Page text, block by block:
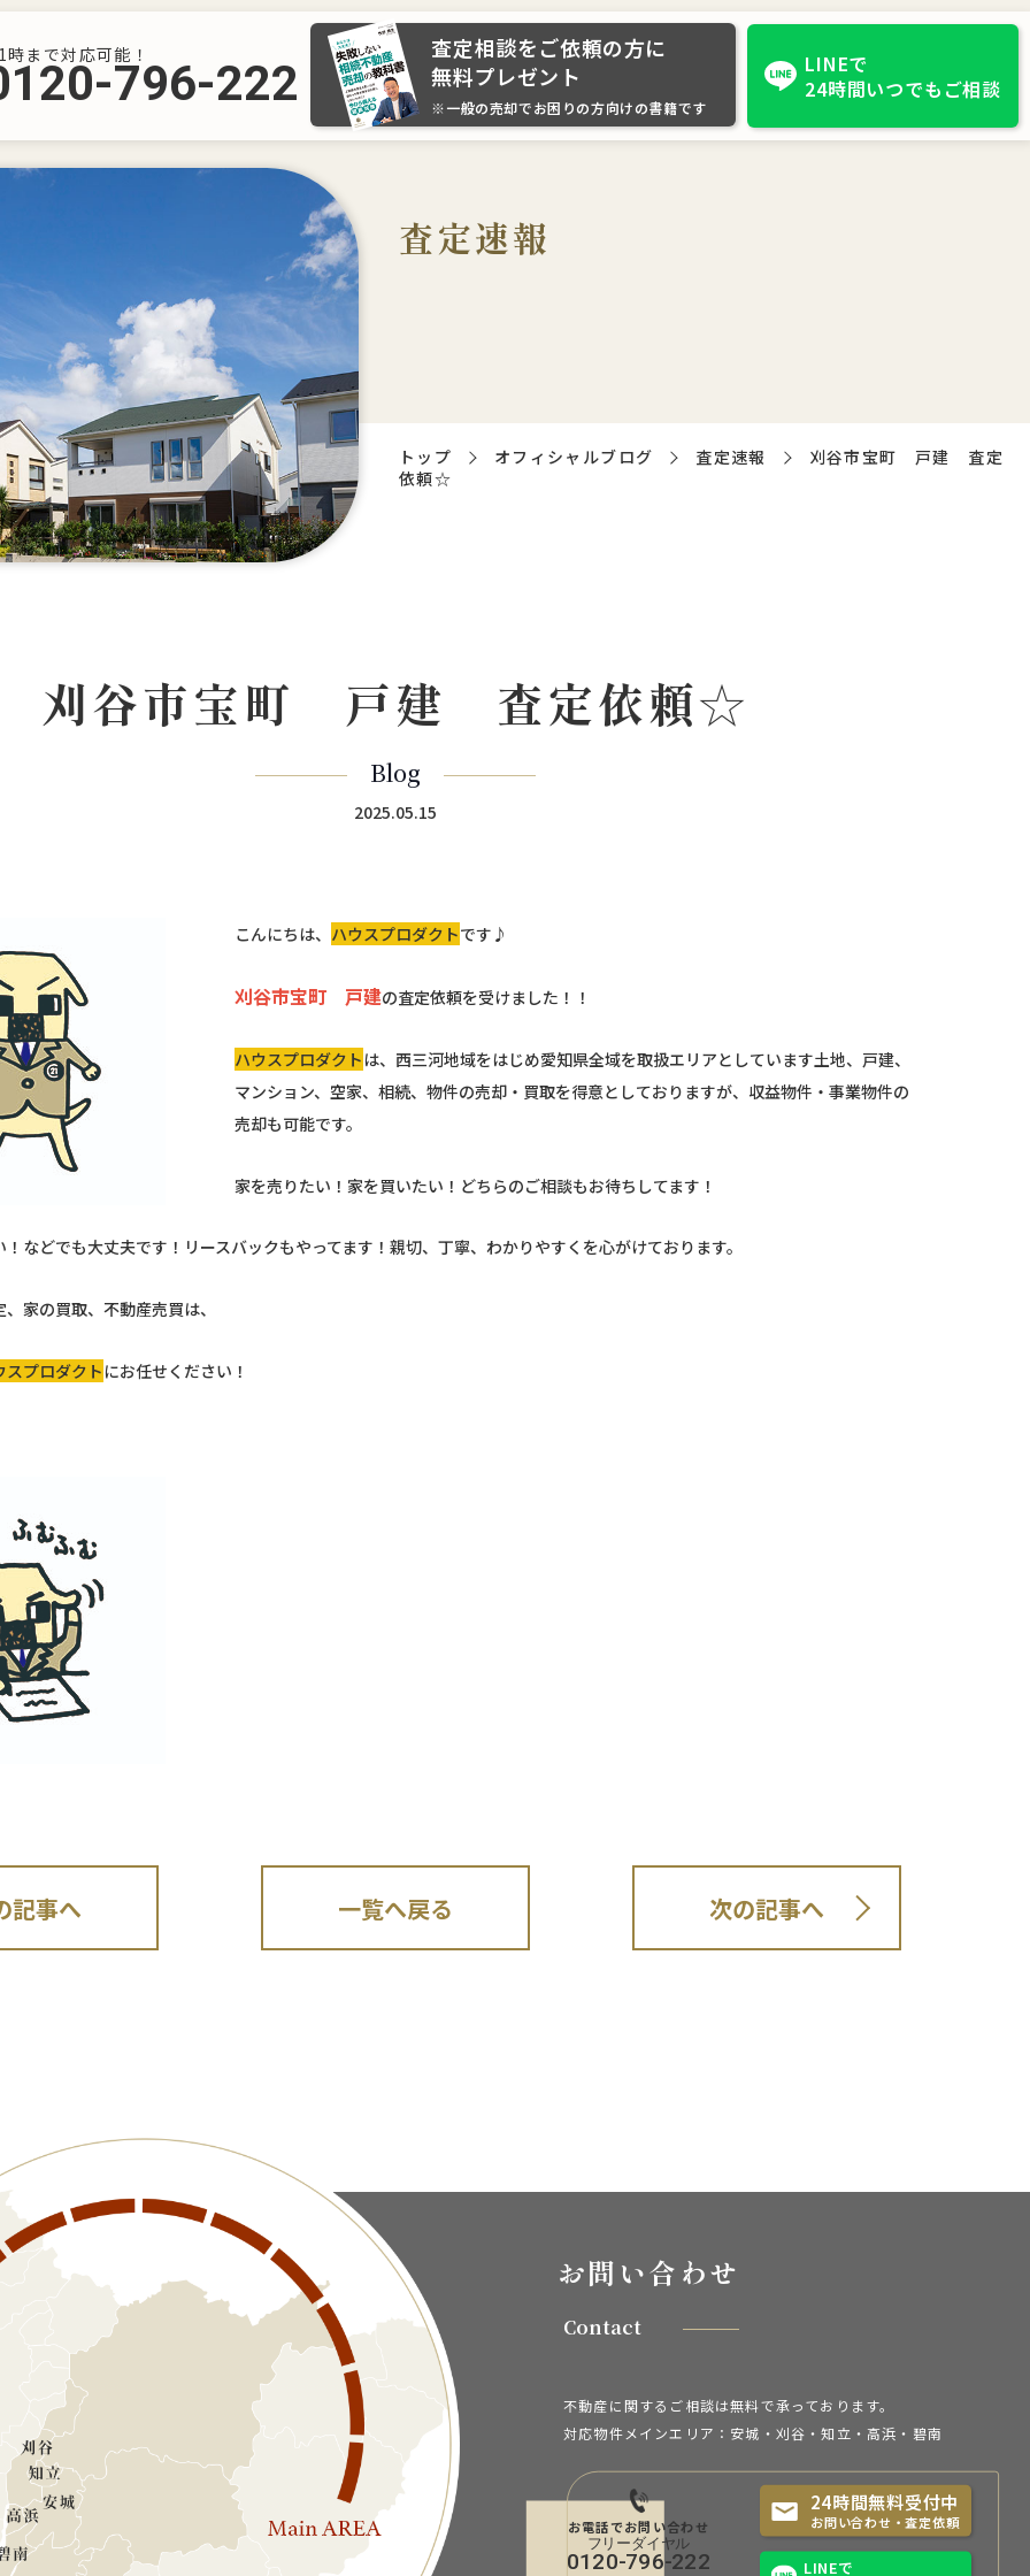
時まで対応可能！
796-222
査定相談をご依頼の方に
無料プレゼント
※一般の売却でお困りの方向けの書籍です
LINEで
24時間いつでもご相談
査定速報
トップ オフィシャルブログ 査定速報
刈谷市宝町 戸建 査定
依頼☆
刈谷市宝町 戸建 査定依頼☆
Blog
2025.05.15
こんにちは、 ハウスプロダクトです♪
刈谷市宝町 戸建の査定依頼を受けました！！
ハウスプロダクトは、西三河地域をはじめ愛知県全域を取扱エリアとしています土地、戸建、
マンション、空家、相続、物件の売却・買取を得意としておりますが、収益物件・事業物件の
売却も可能です。
家を売りたい！家を買いたい！どちらのご相談もお待ちしてます！
などでも大丈夫です！リースバックもやってます！親切、丁寧、わかりやすくを心がけております。
家の買取、不動産売買は、
スプロダクトにお任せください！
記事へ 一覧へ戻る 次の記事へ
お問い合わせ
Contact
不動産に関するご相談は無料で承っております。
対応物件メインエリア：安城・刈谷・知立・ 高浜・碧南
お電話でお問い合わせ
0120-796-222
24時間無料受付中
お問い合わせ・査定依頼
LINEで